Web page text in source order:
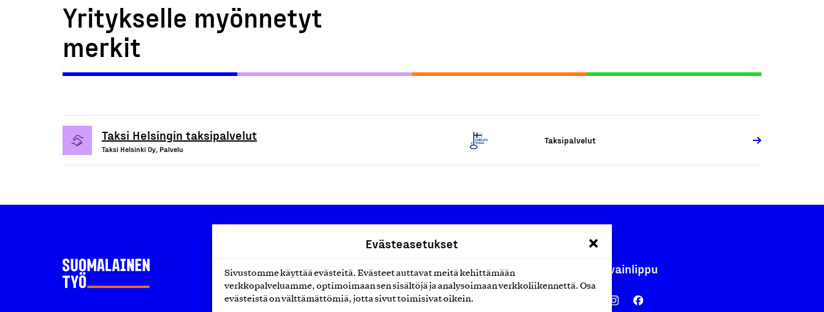
Evästeasetukset
Sivustomme käyttää evästeitä. Evästeet auttavat meitä kehittämään
verkkopalveluamme, optimoimaan sen sisältöjä ja analysoimaan verkkoliikennettä. Osa
evästeistä on välttämättömiä, jotta sivut toimisivat oikein.
Yritykselle myönnetyt
merkit
Taksi Helsingin taksipalvelut
Taksi Helsinki Oy, Palvelu
Taksipalvelut
Suomalainen työ ry
Eteläranta 14,
Avainlippu